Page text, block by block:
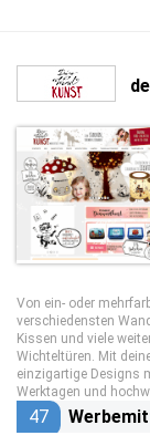
Von ein- oder
verschiedensten
Kissen und viele
Wichteltüren. Mit
einzigartige Designs
Werktagen und
47